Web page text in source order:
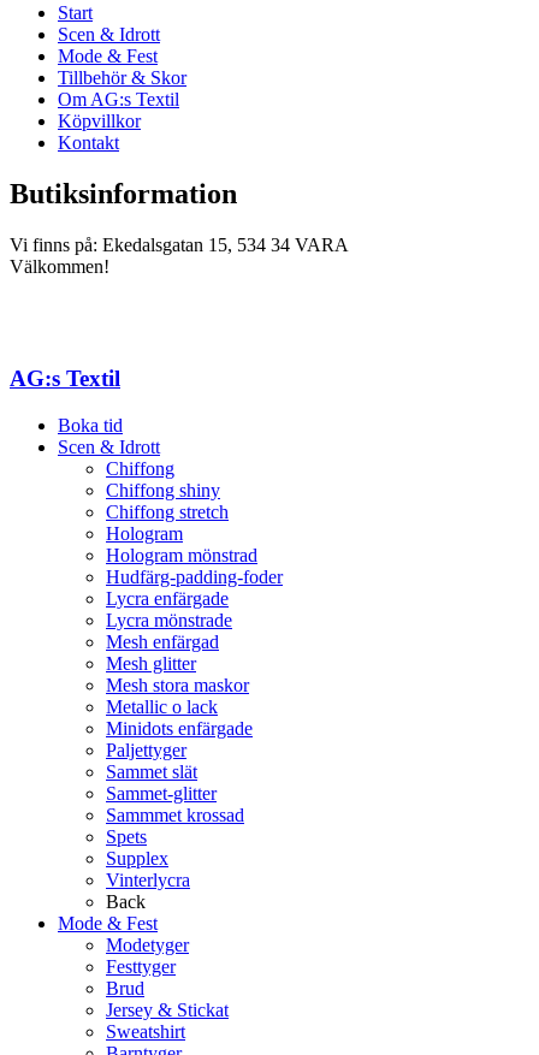
Start
Scen & Idrott
Mode & Fest
Tillbehör & Skor
Om AG:s Textil
Köpvillkor
Kontakt
Butiksinformation
Vi finns på: Ekedalsgatan 15, 534 34 VARA
Välkommen!
AG:s Textil
Boka tid
Scen & Idrott
Chiffong
Chiffong shiny
Chiffong stretch
Hologram
Hologram mönstrad
Hudfärg-padding-foder
Lycra enfärgade
Lycra mönstrade
Mesh enfärgad
Mesh glitter
Mesh stora maskor
Metallic o lack
Minidots enfärgade
Paljettyger
Sammet slät
Sammet-glitter
Sammmet krossad
Spets
Supplex
Vinterlycra
Back
Mode & Fest
Modetyger
Festtyger
Brud
Jersey & Stickat
Sweatshirt